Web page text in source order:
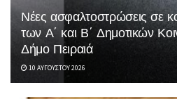
Νέες ασφαλτοστρώσεις σε
των Α΄ και Β΄ Δημοτικών
Δήμο Πειραιά
10 ΑΥΓΟΎΣΤΟΥ 2026